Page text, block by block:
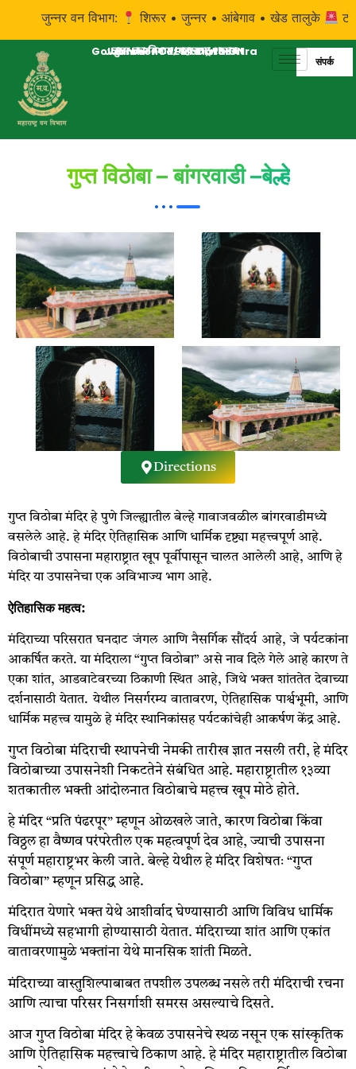
जुन्नर वन विभाग: शिरूर • जुन्नर • आंबेगाव • खेड तालुके टोल
जुन्नर वन विभाग, महाराष्ट्र शासन
JUNNAR FOREST DIVISION
Government of Maharashtra
संपर्क
गुप्त विठोबा – बांगरवाडी –बेल्हे
Directions
गुप्त विठोबा मंदिर हे पुणे जिल्ह्यातील बेल्हे गावाजवळील बांगरवाडीमध्ये
वसलेले आहे. हे मंदिर ऐतिहासिक आणि धार्मिक दृष्ट्या महत्त्वपूर्ण आहे.
विठोबाची उपासना महाराष्ट्रात खूप पूर्वीपासून चालत आलेली आहे, आणि हे
मंदिर या उपासनेचा एक अविभाज्य भाग आहे.
ऐतिहासिक महत्व:
मंदिराच्या परिसरात घनदाट जंगल आणि नैसर्गिक सौंदर्य आहे, जे पर्यटकांना
आकर्षित करते. या मंदिराला “गुप्त विठोबा” असे नाव दिले गेले आहे कारण ते
एका शांत, आडवाटेवरच्या ठिकाणी स्थित आहे, जिथे भक्त शांततेत देवाच्या
दर्शनासाठी येतात. येथील निसर्गरम्य वातावरण, ऐतिहासिक पार्श्वभूमी, आणि
धार्मिक महत्त्व यामुळे हे मंदिर स्थानिकांसह पर्यटकांचेही आकर्षण केंद्र आहे.
गुप्त विठोबा मंदिराची स्थापनेची नेमकी तारीख ज्ञात नसली तरी, हे मंदिर
विठोबाच्या उपासनेशी निकटतेने संबंधित आहे. महाराष्ट्रातील १३व्या
शतकातील भक्ती आंदोलनात विठोबाचे महत्त्व खूप मोठे होते.
हे मंदिर “प्रति पंढरपूर” म्हणून ओळखले जाते, कारण विठोबा किंवा
विठ्ठल हा वैष्णव परंपरेतील एक महत्वपूर्ण देव आहे, ज्याची उपासना
संपूर्ण महाराष्ट्रभर केली जाते. बेल्हे येथील हे मंदिर विशेषतः “गुप्त
विठोबा” म्हणून प्रसिद्ध आहे.
मंदिरात येणारे भक्त येथे आशीर्वाद घेण्यासाठी आणि विविध धार्मिक
विधींमध्ये सहभागी होण्यासाठी येतात. मंदिराच्या शांत आणि एकांत
वातावरणामुळे भक्तांना येथे मानसिक शांती मिळते.
मंदिराच्या वास्तुशिल्पाबाबत तपशील उपलब्ध नसले तरी मंदिराची रचना
आणि त्याचा परिसर निसर्गाशी समरस असल्याचे दिसते.
आज गुप्त विठोबा मंदिर हे केवळ उपासनेचे स्थळ नसून एक सांस्कृतिक
आणि ऐतिहासिक महत्त्वाचे ठिकाण आहे. हे मंदिर महाराष्ट्रातील विठोबा